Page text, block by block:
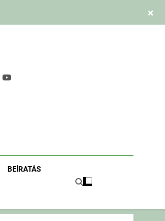
BEÍRATÁS
×